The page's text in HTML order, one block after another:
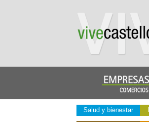
Salud y bienestar